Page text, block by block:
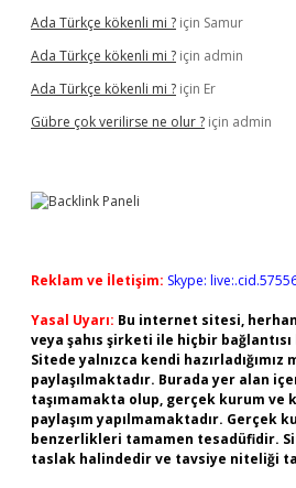
Ada Türkçe kökenli mi ? için Samur
Ada Türkçe kökenli mi ? için admin
Ada Türkçe kökenli mi ? için Er
Gübre çok verilirse ne olur ? için admin
Reklam ve İletişim: Skype:
Yasal Uyarı: Bu internet sitesi,
veya şahıs şirketi ile hiçbir
Sitede yalnızca kendi hazırladığımız
paylaşılmaktadır. Burada yer alan
taşımamakta olup, gerçek kurum ve
paylaşım yapılmamaktadır. Gerçek
benzerlikleri tamamen tesadüfidir.
taslak halindedir ve tavsiye niteliği